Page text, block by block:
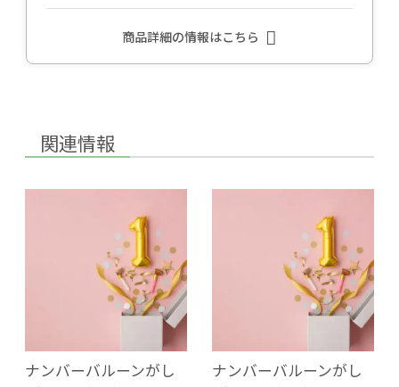
商品詳細の情報はこちら
関連情報
ナンバーバルーンがし
ナンバーバルーンがし